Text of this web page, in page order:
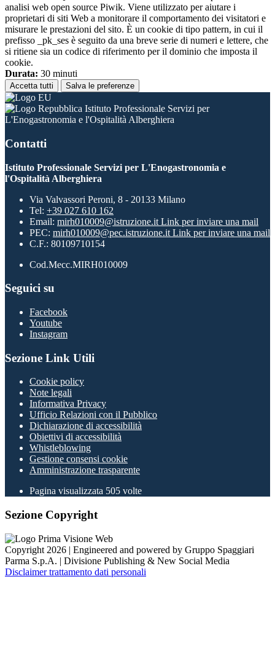
analisi web open source Piwik. Viene utilizzato per aiutare i
proprietari di siti Web a monitorare il comportamento dei visitatori e
misurare le prestazioni del sito. È un cookie di tipo pattern, in cui il
prefisso _pk_ses è seguito da una breve serie di numeri e lettere, che
si ritiene sia un codice di riferimento per il dominio che imposta il
cookie.
Durata: 30 minuti
Accetta tutti Salva le preferenze
Istituto Professionale Servizi per
L'Enogastronomia e l'Ospitalità Alberghiera
Contatti
Istituto Professionale Servizi per L'Enogastronomia e
l'Ospitalità Alberghiera
Via Valvassori Peroni, 8 - 20133 Milano
Tel: +39 027 610 162
Email: mirh010009@istruzione.it Link per inviare una mail
PEC: mirh010009@pec.istruzione.it Link per inviare una mail
C.F.: 80109710154
Cod.Mecc.MIRH010009
Seguici su
Facebook
Youtube
Instagram
Sezione Link Utili
Cookie policy
Note legali
Informativa Privacy
Ufficio Relazioni con il Pubblico
Dichiarazione di accessibilità
Obiettivi di accessibilità
Whistleblowing
Gestione consensi cookie
Amministrazione trasparente
Pagina visualizzata 505 volte
Sezione Copyright
Copyright 2026 | Engineered and powered by Gruppo Spaggiari
Parma S.p.A. | Divisione Publishing & New Social Media
Disclaimer trattamento dati personali